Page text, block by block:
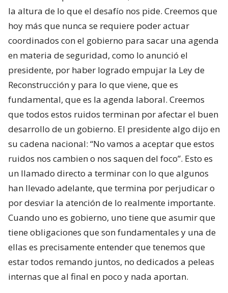
la altura de lo que el desafío nos pide. Creemos que
hoy más que nunca se requiere poder actuar
coordinados con el gobierno para sacar una agenda
en materia de seguridad, como lo anunció el
presidente, por haber logrado empujar la Ley de
Reconstrucción y para lo que viene, que es
fundamental, que es la agenda laboral. Creemos
que todos estos ruidos terminan por afectar el buen
desarrollo de un gobierno. El presidente algo dijo en
su cadena nacional: “No vamos a aceptar que estos
ruidos nos cambien o nos saquen del foco”. Esto es
un llamado directo a terminar con lo que algunos
han llevado adelante, que termina por perjudicar o
por desviar la atención de lo realmente importante.
Cuando uno es gobierno, uno tiene que asumir que
tiene obligaciones que son fundamentales y una de
ellas es precisamente entender que tenemos que
estar todos remando juntos, no dedicados a peleas
internas que al final en poco y nada aportan.